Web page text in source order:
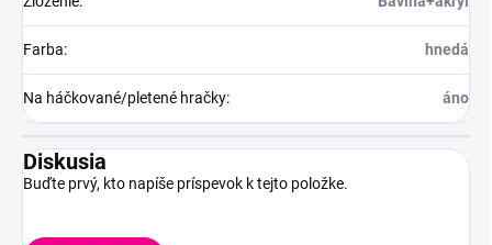
Farba: hnedá
Na háčkované/pletené hračky: áno
Diskusia
Buďte prvý, kto napíše príspevok k tejto položke.